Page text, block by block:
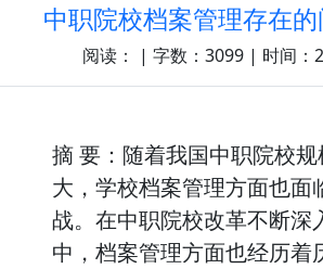
中职院校档案管理存在
阅读： | 字数：3099 | 时间：
摘 要：随着我国中职院校
大，学校档案管理方面也面
战。在中职院校改革不断深
中，档案管理方面也经历着